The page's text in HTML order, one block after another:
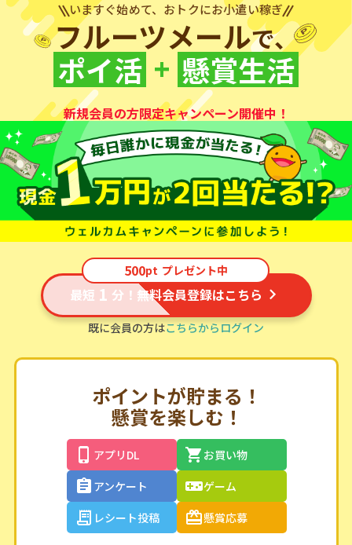
いますぐ始めて、おトクにお小遣い稼ぎ
フルーツメールで、
ポイ活 + 懸賞生活
新規会員の方限定キャンペーン開催中！
500pt プレゼント中
最短 1 分！無料会員登録はこちら
既に会員の方はこちらからログイン
ポイントが貯まる！
懸賞を楽しむ！
アプリDL
お買い物
アンケート
ゲーム
レシート投稿
懸賞応募